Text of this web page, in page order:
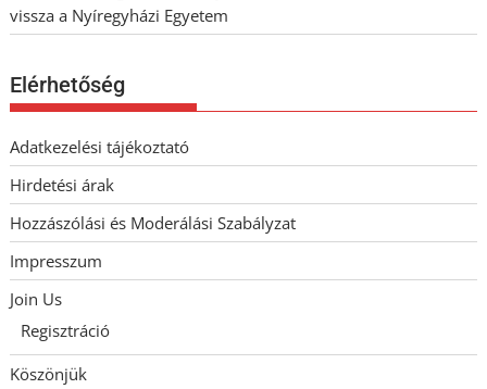
vissza a Nyíregyházi Egyetem
Elérhetőség
Adatkezelési tájékoztató
Hirdetési árak
Hozzászólási és Moderálási Szabályzat
Impresszum
Join Us
Regisztráció
Köszönjük